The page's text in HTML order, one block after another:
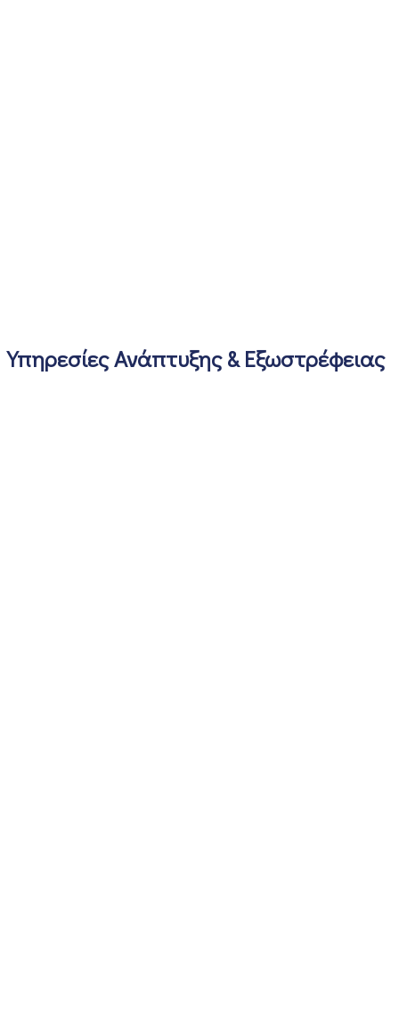
Υπηρεσίες Ανάπτυξης & Εξωστρέφειας